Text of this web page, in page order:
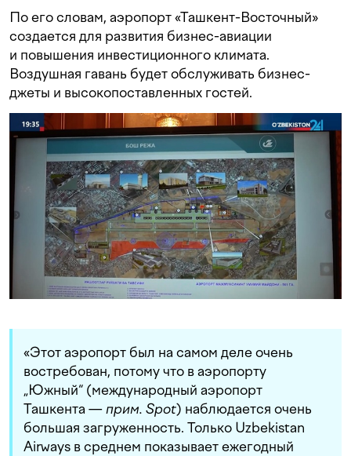
По его словам, аэропорт «Ташкент-Восточный»
создается для развития бизнес-авиации
и повышения инвестиционного климата.
Воздушная гавань будет обслуживать бизнес-
джеты и высокопоставленных гостей.
«Этот аэропорт был на самом деле очень
востребован, потому что в аэропорту
„Южный“ (международный аэропорт
Ташкента —прим. Spot) наблюдается очень
большая загруженность. Только Uzbekistan
Airways в среднем показывает ежегодный